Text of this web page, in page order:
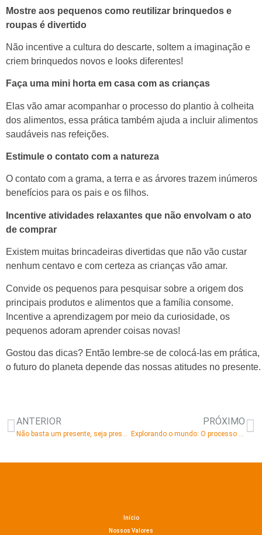
Mostre aos pequenos como reutilizar brinquedos e
roupas é divertido
Não incentive a cultura do descarte, soltem a imaginação e
criem brinquedos novos e looks diferentes!
Faça uma mini horta em casa com as crianças
Elas vão amar acompanhar o processo do plantio à colheita
dos alimentos, essa prática também ajuda a incluir alimentos
saudáveis nas refeições.
Estimule o contato com a natureza
O contato com a grama, a terra e as árvores trazem inúmeros
benefícios para os pais e os filhos.
Incentive atividades relaxantes que não envolvam o ato
de comprar
Existem muitas brincadeiras divertidas que não vão custar
nenhum centavo e com certeza as crianças vão amar.
Convide os pequenos para pesquisar sobre a origem dos
principais produtos e alimentos que a família consome.
Incentive a aprendizagem por meio da curiosidade, os
pequenos adoram aprender coisas novas!
Gostou das dicas? Então lembre-se de colocá-las em prática,
o futuro do planeta depende das nossas atitudes no presente.
ANTERIOR
Não basta um presente, seja presente
PRÓXIMO
Explorando o mundo: O processo de engatinhar!
Início
Nossos Valores